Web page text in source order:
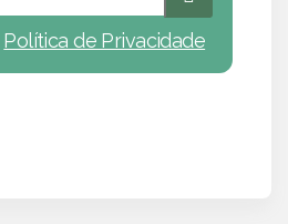
Política de Privacidade